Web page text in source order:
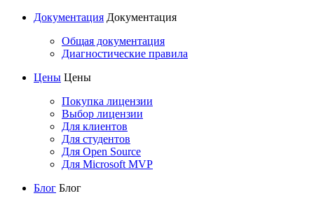
Документация Документация
Общая документация
Диагностические правила
Цены Цены
Покупка лицензии
Выбор лицензии
Для клиентов
Для студентов
Для Open Source
Для Microsoft MVP
Блог Блог